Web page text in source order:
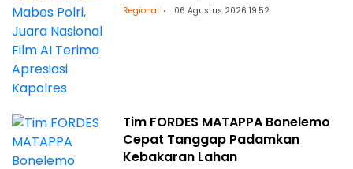
Regional 06 Agustus 2026 19:52
Tim FORDES MATAPPA Bonelemo
Cepat Tanggap Padamkan
Kebakaran Lahan